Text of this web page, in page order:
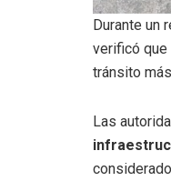
Durante un
verificó que
tránsito
Las